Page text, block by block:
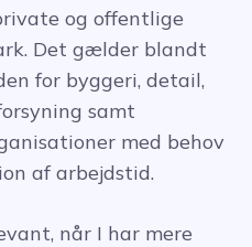
og offentlige
Det gælder blandt
for byggeri, detail,
samt
med behov
af arbejdstid.
når I har mere